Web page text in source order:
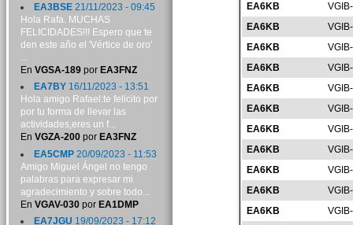
EA6KB
EA6KB
EA6KB
EA6KB
EA6KB
EA6KB
EA6KB
EA6KB
EA6KB
EA6KB
EA6KB
EA3BSE21/11/2023 - 09:45
Hola Rafa. MUCHAS
FELICIDADES!!! Espero que te
den este año el 'Vértice de oro'
...
En VGSA-189por EA3FNZ
EA7BY16/11/2023 - 13:51
Hola amigo Rafael:te felicito por
por tu forma de llevar las
actividades,eres un f...
En VGZA-200por EA3FNZ
EA5CMP20/09/2023 - 11:53
Amigo Miguel Ángel no tengo
palabras para expresar mi
agradecimiento y sobre todo...
En VGAV-030por EA1DMP
EA7JGU 19/09/2023 - 17:12